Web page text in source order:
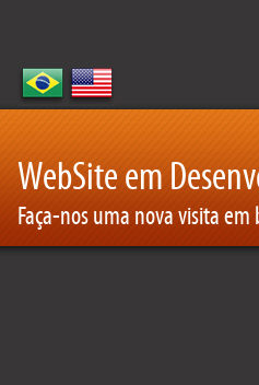
WebSite em
Faça-nos uma nova visita em